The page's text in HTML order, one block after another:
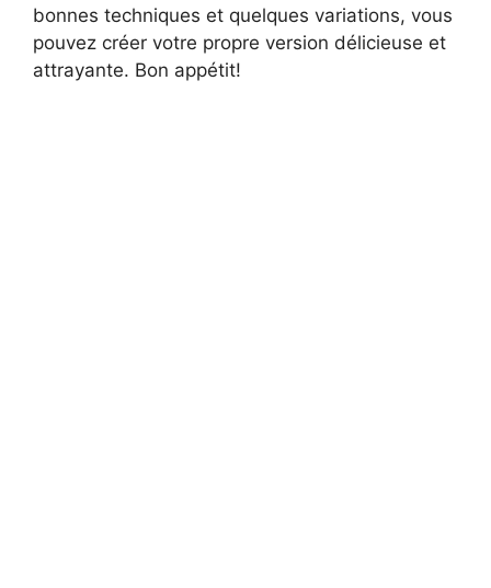
bonnes techniques et quelques variations, vous
pouvez créer votre propre version délicieuse et
attrayante. Bon appétit!